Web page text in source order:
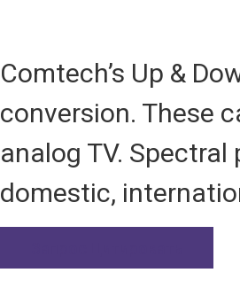
Comtech’s Up &
conversion. These
analog TV.
domestic,